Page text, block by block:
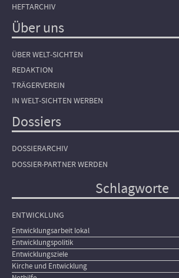
HEFTARCHIV
Über uns
ÜBER WELT-SICHTEN
REDAKTION
TRÄGERVEREIN
IN WELT-SICHTEN WERBEN
Dossiers
DOSSIERARCHIV
DOSSIER-PARTNER WERDEN
Schlagworte
ENTWICKLUNG
Entwicklungsarbeit lokal
Entwicklungspolitik
Entwicklungsziele
Kirche und Entwicklung